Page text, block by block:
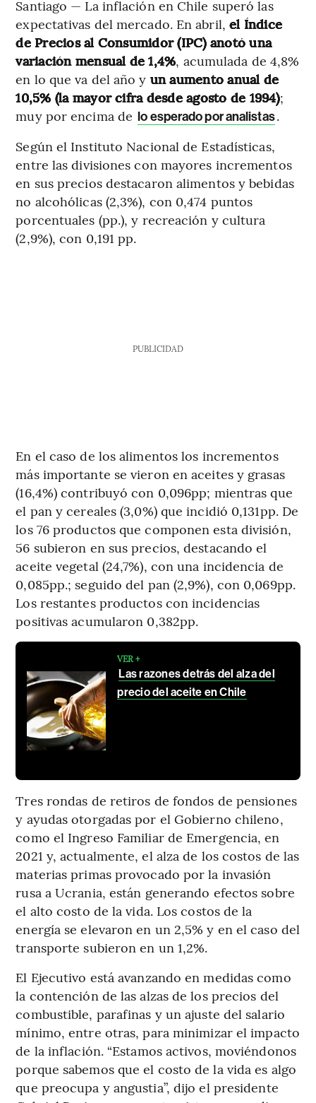
Santiago — La inflación en Chile superó las
expectativas del mercado. En abril, el Índice
de Precios al Consumidor (IPC) anotó una
variación mensual de 1,4%, acumulada de 4,8%
en lo que va del año y un aumento anual de
10,5% (la mayor cifra desde agosto de 1994);
muy por encima de lo esperado por analistas.
Según el Instituto Nacional de Estadísticas,
entre las divisiones con mayores incrementos
en sus precios destacaron alimentos y bebidas
no alcohólicas (2,3%), con 0,474 puntos
porcentuales (pp.), y recreación y cultura
(2,9%), con 0,191 pp.
PUBLICIDAD
En el caso de los alimentos los incrementos
más importante se vieron en aceites y grasas
(16,4%) contribuyó con 0,096pp; mientras que
el pan y cereales (3,0%) que incidió 0,131pp. De
los 76 productos que componen esta división,
56 subieron en sus precios, destacando el
aceite vegetal (24,7%), con una incidencia de
0,085pp.; seguido del pan (2,9%), con 0,069pp.
Los restantes productos con incidencias
positivas acumularon 0,382pp.
VER +
Las razones detrás del alza del
precio del aceite en Chile
Tres rondas de retiros de fondos de pensiones
y ayudas otorgadas por el Gobierno chileno,
como el Ingreso Familiar de Emergencia, en
2021 y, actualmente, el alza de los costos de las
materias primas provocado por la invasión
rusa a Ucrania, están generando efectos sobre
el alto costo de la vida. Los costos de la
energía se elevaron en un 2,5% y en el caso del
transporte subieron en un 1,2%.
El Ejecutivo está avanzando en medidas como
la contención de las alzas de los precios del
combustible, parafinas y un ajuste del salario
mínimo, entre otras, para minimizar el impacto
de la inflación. “Estamos activos, moviéndonos
porque sabemos que el costo de la vida es algo
que preocupa y angustia”, dijo el presidente